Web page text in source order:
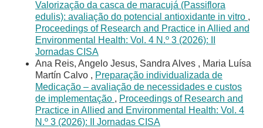
Valorização da casca de maracujá (Passiflora
edulis): avaliação do potencial antioxidante in vitro ,
Proceedings of Research and Practice in Allied and
Environmental Health: Vol. 4 N.º 3 (2026): II
Jornadas CISA
Ana Reis, Angelo Jesus, Sandra Alves , Maria Luísa
Martín Calvo , Preparação individualizada de
Medicação – avaliação de necessidades e custos
de implementação , Proceedings of Research and
Practice in Allied and Environmental Health: Vol. 4
N.º 3 (2026): II Jornadas CISA